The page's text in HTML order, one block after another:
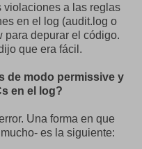
violaciones a las reglas
en el log (audit.log o
para depurar el código.
que era fácil.
de modo permissive y
en el log?
Una forma en que
es la siguiente: